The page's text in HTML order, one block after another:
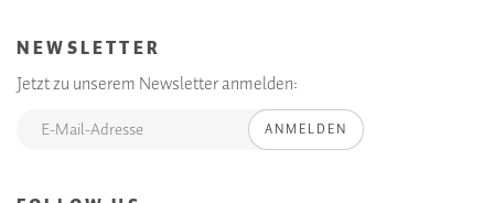
NEWSLETTER
Jetzt zu unserem Newsletter anmelden:
ANMELDEN